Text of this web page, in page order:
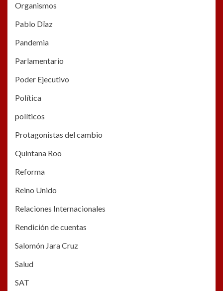
Organismos
Pablo Dïaz
Pandemia
Parlamentario
Poder Ejecutivo
Política
políticos
Protagonistas del cambio
Quintana Roo
Reforma
Reino Unido
Relaciones Internacionales
Rendición de cuentas
Salomón Jara Cruz
Salud
SAT